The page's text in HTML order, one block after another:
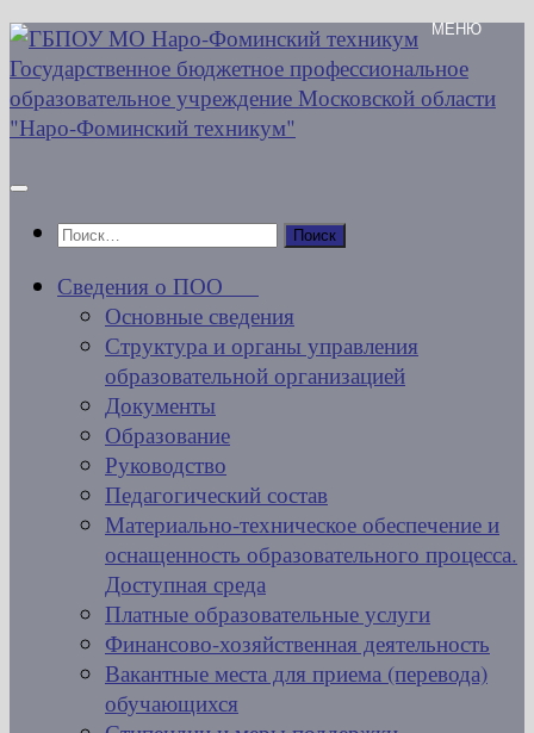
Перейти
к
содержимому
Найти:
Сведения о ПОО
Основные сведения
Структура и органы управления
образовательной организацией
Документы
Образование
Руководство
Педагогический состав
Материально-техническое обеспечение и
оснащенность образовательного процесса.
Доступная среда
Платные образовательные услуги
Финансово-хозяйственная деятельность
Вакантные места для приема (перевода)
обучающихся